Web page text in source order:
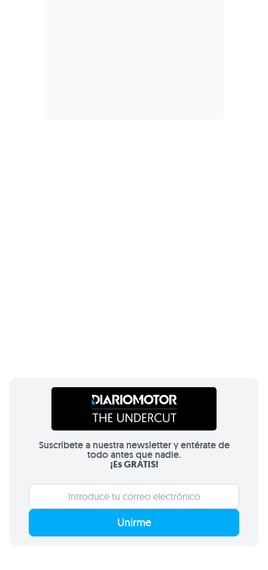
Suscríbete a nuestra newsletter y entérate de
todo antes que nadie.
¡Es GRATIS!
Unirme